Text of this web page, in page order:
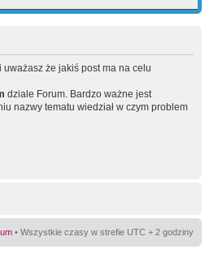
że jakiś post ma na celu
dziale Forum. Bardzo ważne jest
nazwy tematu wiedział w czym problem
• Wszystkie czasy w strefie UTC + 2 godziny